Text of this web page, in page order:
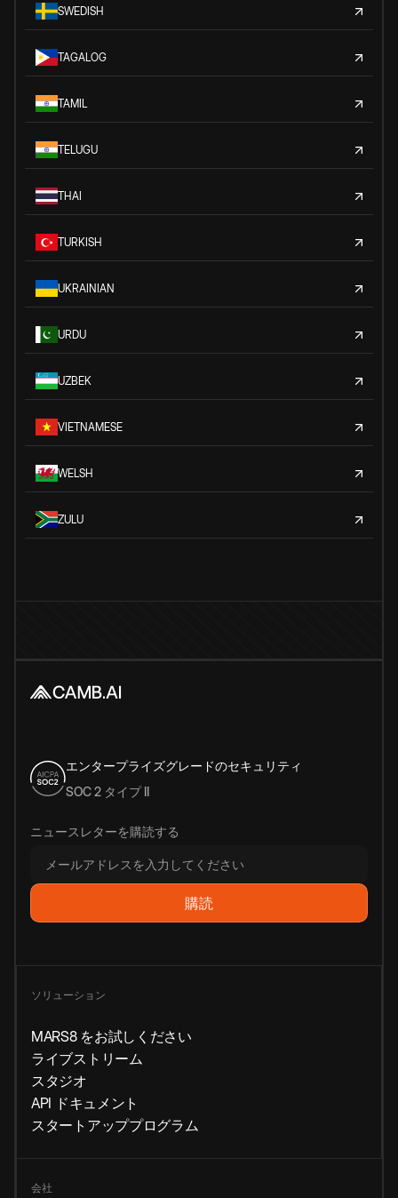
SWEDISH
TAGALOG
TAMIL
TELUGU
THAI
TURKISH
UKRAINIAN
URDU
UZBEK
VIETNAMESE
WELSH
ZULU
エンタープライズグレードのセキュリティ
SOC 2 タイプ II
ニュースレターを購読する
ソリューション
MARS8 をお試しください
ライブストリーム
スタジオ
API ドキュメント
スタートアッププログラム
会社